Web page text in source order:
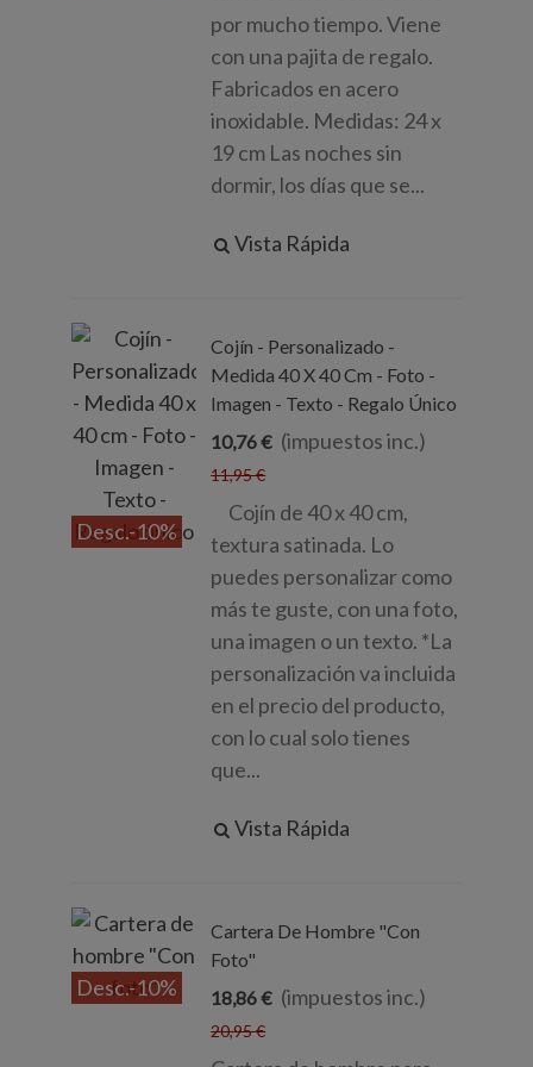
por mucho tiempo. Viene
con una pajita de regalo.
Fabricados en acero
inoxidable. Medidas: 24 x
19 cm Las noches sin
dormir, los días que se...
Vista Rápida
Desc.-10%
Cojín - Personalizado -
Medida 40 X 40 Cm - Foto -
Imagen - Texto - Regalo Único
10,76 € (impuestos inc.)
11,95 €
Cojín de 40 x 40 cm,
textura satinada. Lo
puedes personalizar como
más te guste, con una foto,
una imagen o un texto. *La
personalización va incluida
en el precio del producto,
con lo cual solo tienes
que...
Vista Rápida
Desc.-10%
Cartera De Hombre "Con
Foto"
18,86 € (impuestos inc.)
20,95 €